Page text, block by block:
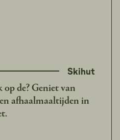
Skihut
op de? Geniet van
afhaalmaaltijden in